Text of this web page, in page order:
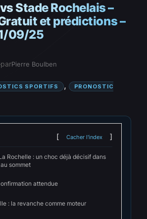
Stade Rochelais –
et prédictions –
09/25
parPierre Boulben
SPORTIFS ,
PRONOSTIC
Cacher l'index
Rochelle : un choc déjà décisif dans
sommet
attendue
: la revanche comme moteur